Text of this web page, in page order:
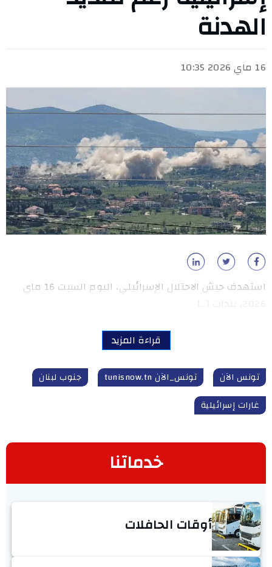
الهدنة
16 ماي 2026 10:35
استهدف جيش الاحتلال الإسرائيلي، اليوم السبت 16 ماي
قراءة المزيد
تونس الآن تونس_الآن tunisnow.tn
جنوب لبنان
غارات إسرائيلية
خدماتنا
أوقات الحافلات